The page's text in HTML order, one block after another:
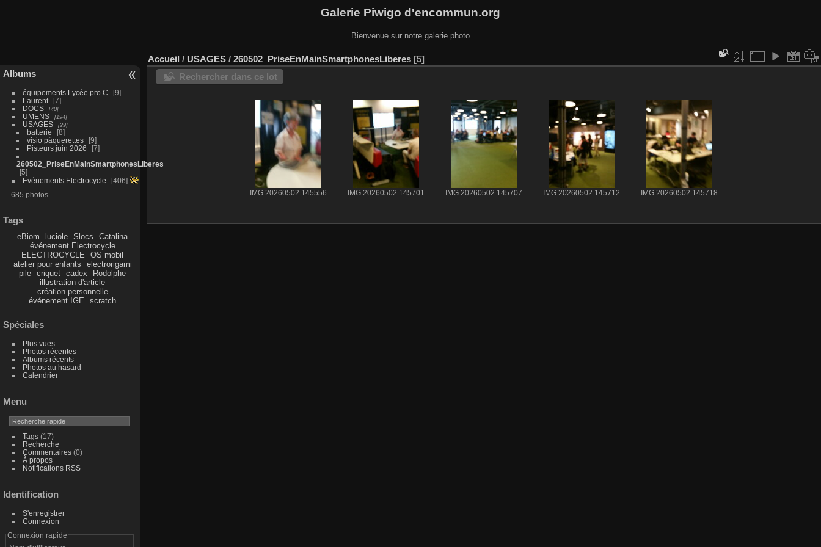
Galerie Piwigo d'encommun.org
Bienvenue sur notre galerie photo
Albums
équipements Lycée pro C
9
Laurent
7
DOCS
40
UMENS 194
USAGES 29
batterie
8
visio pâquerettes
9
Pisteurs juin 2026
7
260502_PriseEnMainSmartphonesLiberes
5
Evénements Electrocycle
406
685 photos
Tags
eBiom luciole Slocs
Catalina
événement Electrocycle
ELECTROCYCLE
OS mobil
atelier pour enfants
electrorigami
pile
criquet cadex
Rodolphe
illustration d'article
création-personnelle
événement IGE
scratch
Spéciales
Plus vues
Photos récentes
Albums récents
Photos au hasard
Calendrier
Menu
Tags(17)
Recherche
Commentaires(0)
À propos
Notifications RSS
Identification
S'enregistrer
Connexion
Connexion rapide
Accueil / USAGES / 260502_PriseEnMainSmartphonesLiberes 5
Rechercher dans ce lot
IMG 20260502 145556 IMG 20260502 145701 IMG 20260502 145707 IMG 20260502 145712 IMG 20260502 145718